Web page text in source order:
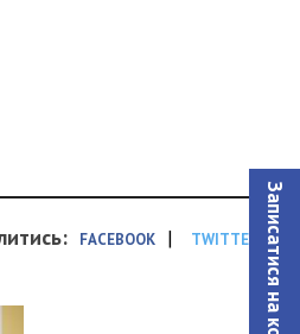
FACEBOOK | TWITTER